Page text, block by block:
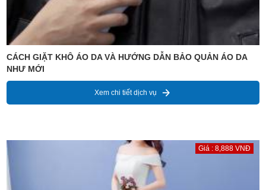
CÁCH GIẶT KHÔ ÁO DA VÀ HƯỚNG DẪN BẢO QUẢN ÁO DA
NHƯ MỚI
Xem chi tiết dịch vụ
Giá : 8,888 VNĐ